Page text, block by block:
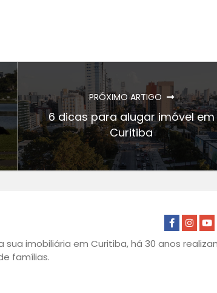
PRÓXIMO ARTIGO
6 dicas para alugar imóvel em
Curitiba
sua imobiliária em Curitiba, há 30 anos
famílias.